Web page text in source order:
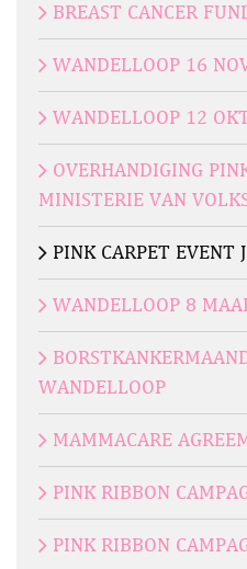
BREAST CANCER
WANDELLOOP 16
WANDELLOOP 12
OVERHANDIGING
MINISTERIE VAN
PINK CARPET EVENT
WANDELLOOP 8
WANDELLOOP
MAMMACARE
PINK RIBBON
PINK RIBBON